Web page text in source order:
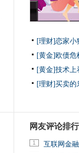
[理财]恋家小
[黄金]欧债危
[黄金]技术上
[理财]买卖的
网友评论排行
1 互联网金